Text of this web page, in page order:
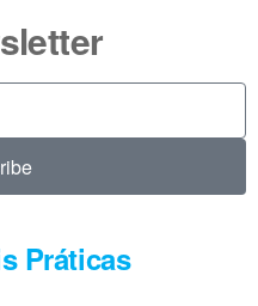
Práticas